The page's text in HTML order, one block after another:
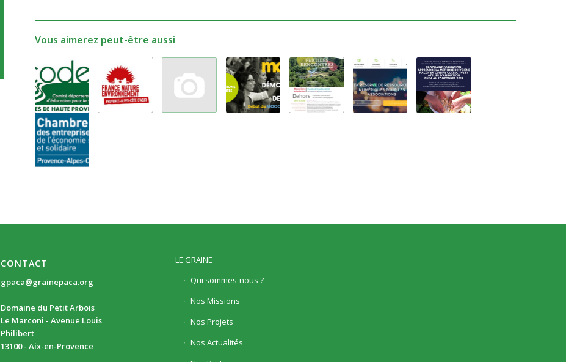
Vous aimerez peut-être aussi
CONTACT
gpaca@grainepaca.org
Domaine du Petit Arbois
Le Marconi - Avenue Louis
Philibert
13100 - Aix-en-Provence
LE GRAINE
Qui sommes-nous ?
Nos Missions
Nos Projets
Nos Actualités